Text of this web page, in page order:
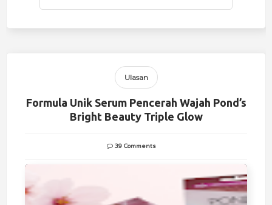
Ulasan
Formula Unik Serum Pencerah Wajah Pond’s
Bright Beauty Triple Glow
39 Comments